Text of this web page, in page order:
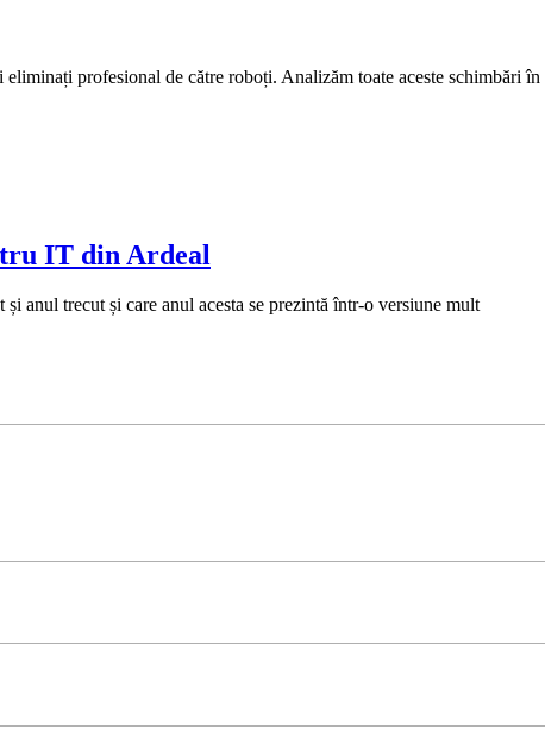
profesional de către roboți. Analizăm toate aceste schimbări în
IT din Ardeal
anul trecut și care anul acesta se prezintă într-o versiune mult